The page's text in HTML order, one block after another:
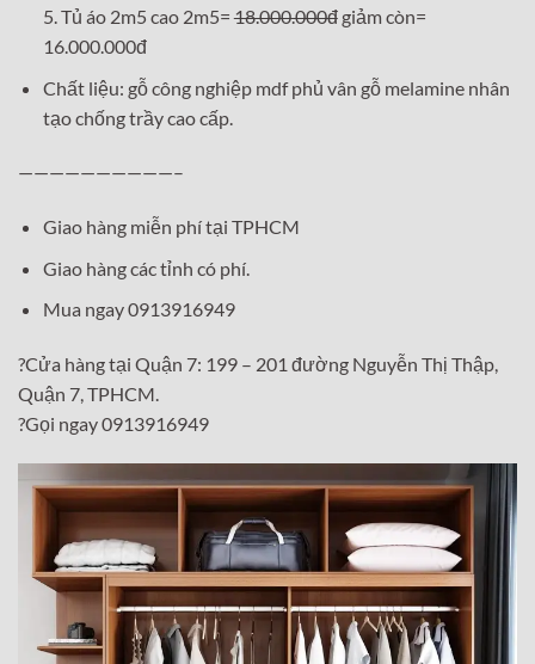
5. Tủ áo 2m5 cao 2m5=18.000.000đgiảm còn=
16.000.000đ
Chất liệu: gỗ công nghiệp mdf phủ vân gỗ melamine nhân
tạo chống trầy cao cấp.
——————————–
Giao hàng miễn phí tại TPHCM
Giao hàng các tỉnh có phí.
Mua ngay 0913916949
?Cửa hàng tại Quận 7: 199 – 201 đường Nguyễn Thị Thập,
Quận 7, TPHCM.
?Gọi ngay 0913916949